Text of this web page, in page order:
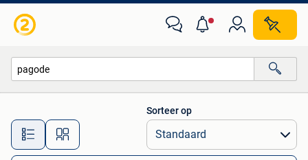
Alle afstanden…
Sorteer op